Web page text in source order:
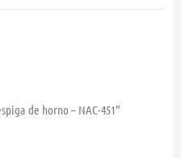
de horno – NAC-451”